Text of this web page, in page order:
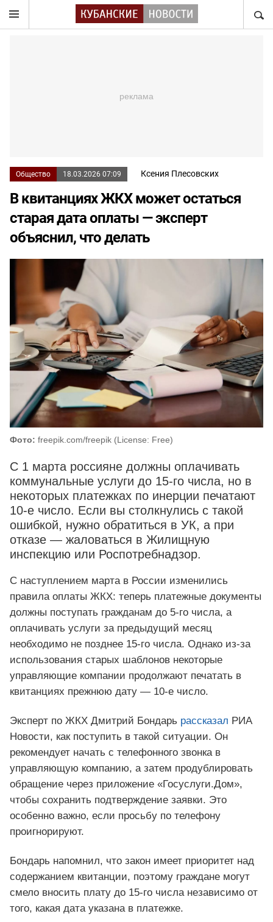
Общество 18.03.2026 07:09 Ксения Плесовских
В квитанциях ЖКХ может остаться
старая дата оплаты — эксперт
объяснил, что делать
Фото: freepik.com/freepik (License: Free)
С 1 марта россияне должны оплачивать
коммунальные услуги до 15-го числа, но в
некоторых платежках по инерции печатают
10-е число. Если вы столкнулись с такой
ошибкой, нужно обратиться в УК, а при
отказе — жаловаться в Жилищную
инспекцию или Роспотребнадзор.
С наступлением марта в России изменились
правила оплаты ЖКХ: теперь платежные документы
должны поступать гражданам до 5-го числа, а
оплачивать услуги за предыдущий месяц
необходимо не позднее 15-го числа. Однако из-за
использования старых шаблонов некоторые
управляющие компании продолжают печатать в
квитанциях прежнюю дату — 10-е число.
Эксперт по ЖКХ Дмитрий Бондарь рассказал РИА
Новости, как поступить в такой ситуации. Он
рекомендует начать с телефонного звонка в
управляющую компанию, а затем продублировать
обращение через приложение «Госуслуги.Дом»,
чтобы сохранить подтверждение заявки. Это
особенно важно, если просьбу по телефону
проигнорируют.
Бондарь напомнил, что закон имеет приоритет над
содержанием квитанции, поэтому граждане могут
смело вносить плату до 15-го числа независимо от
того, какая дата указана в платежке.